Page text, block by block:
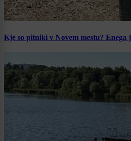
Kje so pitniki v Novem mestu? Enega